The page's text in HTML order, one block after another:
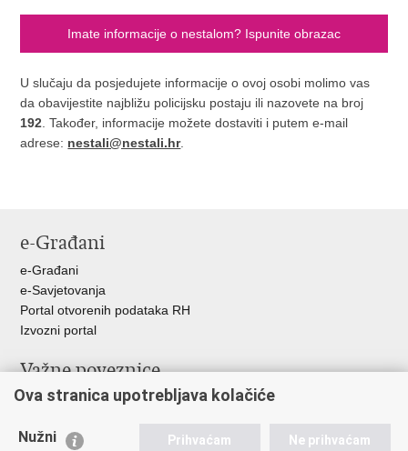
Imate informacije o nestalom? Ispunite obrazac
U slučaju da posjedujete informacije o ovoj osobi molimo vas
da obavijestite najbližu policijsku postaju ili nazovete na broj
192. Također, informacije možete dostaviti i putem e-mail
adrese: nestali@nestali.hr.
e-Građani
e-Građani
e-Savjetovanja
Portal otvorenih podataka RH
Izvozni portal
Važne poveznice
Ministarstvo unutarnjih poslova RH
Nestale osobe u Domovinskom ratu (Ministarstvo hrvatskih
Ova stranica upotrebljava kolačiće
Nužni Prihvaćam Ne prihvaćam